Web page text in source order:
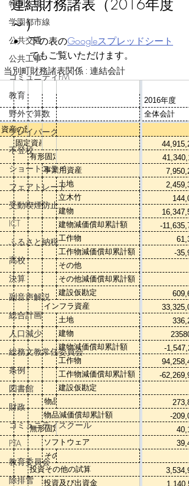
特別支援
学園都市線
公共交通
公共工事
コミュニティFM
教育
野外で算数
プレイパーク
不登校
ショートステイ
フェアトレード
受動喫煙防止
ICT
ふるさと納税
高校
決算
副音声解説
総合計画
人口減少
総務文教常任委員会
条例
図書館
財政
コミュニティスクール
PTA
教育委員会
除排雪
連結財務諸表（2016年度
～）
下の表のGoogleスプレッドシート
でもご覧いただけます。